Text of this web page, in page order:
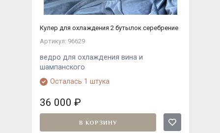
Кулер для охлаждения 2 бутылок серебрение
Артикул: 96629
ведро для охлаждения вина и
шампанского
Осталась 1 штука
36 000 ₽
В КОРЗИНУ